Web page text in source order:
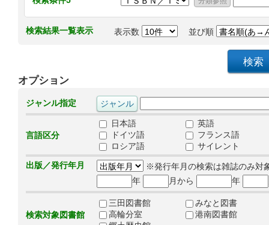
検索結果一覧表示 表示数 並び順
オプション
ジャンル指定
言語区分
日本語
英語
ドイツ語
フランス語
ロシア語
サイレント
出版／発行年月
※発行年月の検索は雑誌のみ対
年
月から 年
検索対象図書館
三田図書館
みなと図書
高輪分室
港南図書館